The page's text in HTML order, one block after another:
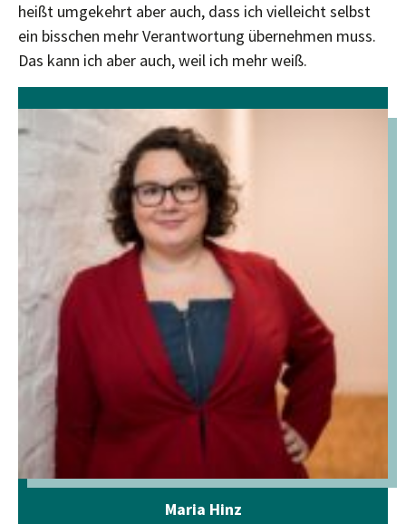
heißt umgekehrt aber auch, dass ich vielleicht selbst
ein bisschen mehr Verantwortung übernehmen muss.
Das kann ich aber auch, weil ich mehr weiß.
Maria Hinz